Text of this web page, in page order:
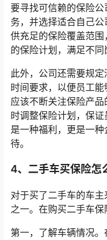
要寻找可信赖的保险
务，并选择适合自己
供充足的保险覆盖范
的保险计划，满足不同
此外，公司还需要规
时间要求，以便员工
应该不断关注保险产
时调整保险计划，保
是一种福利，更是一
待。
4、二手车买保险怎
对于买了二手车的车
之一。在购买二手车保
第一，了解车辆情况。